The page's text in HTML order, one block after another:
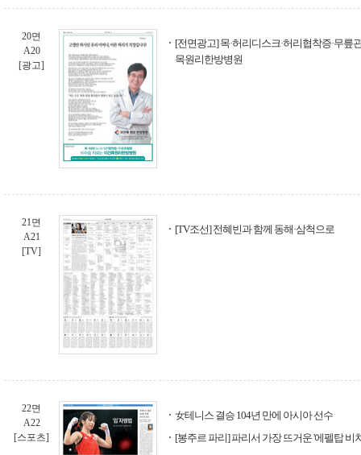
20면
A20
[광고]
[전면광고] 목·허리디스크·허리협착증·무릎
목원리한방병원
21면
A21
[TV]
[TV조선] 전혜빈과 함께 동해·삼척으로
22면
A22
[스포츠]
女테니스 결승 104년 만에 아시아 선수
[봉주르 파리] 파리서 가장 뜨거운 '에펠탑 비